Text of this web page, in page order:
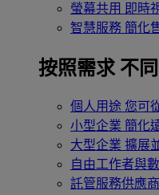
螢幕共用 即時
智慧服務 簡化
按照需求 不
個人用途 您可
小型企業 簡化
大型企業 擴展
自由工作者與
託管服務供應商